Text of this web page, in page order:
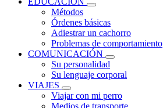
Métodos
Órdenes básicas
Adiestrar un cachorro
Problemas de comportamiento
COMUNICACIÓN
Su personalidad
Su lenguaje corporal
VIAJES
Viajar con mi perro
Medios de transporte